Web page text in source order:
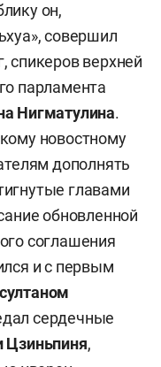
он,
совершил
спикеров верхней
парламента
Нигматулина.
новостному
дополнять
главами
обновленной
соглашения
и с первым
сердечные
Цзиньпиня,